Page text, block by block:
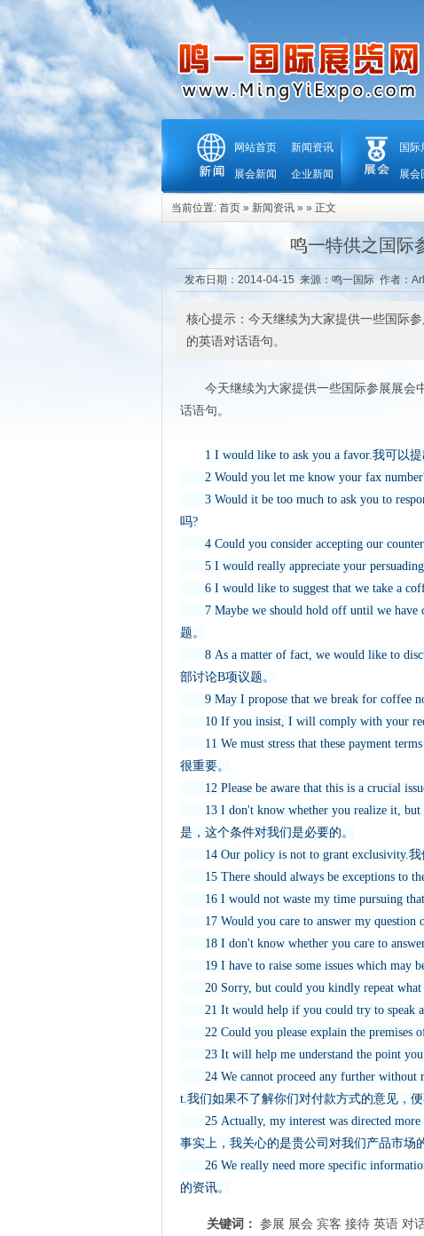
网站首页 新闻资讯
展会新闻 企业新闻
国际
展会
当前位置: 首页 » 新闻资讯 » » 正文
鸣一特供之国际
发布日期：2014-04-15 来源： 鸣一国际 作者：
核心提示：今天继续为大家提供一些国际
的英语对话语句。
今天继续为大家提供一些国际参展展会
话语句。
1 I would like to ask you a favor.我可以
2 Would you let me know your fax
3 Would it be too much to ask you to
吗?
4 Could you consider accepting our
5 I would really appreciate your persuading
6 I would like to suggest that we take a
7 Maybe we should hold off until we have
题。
8 As a matter of fact, we would like to
部讨论B项议题。
9 May I propose that we break for coffee
10 If you insist, I will comply with your
11 We must stress that these payment
很重要。
12 Please be aware that this is a crucial
13 I don't know whether you realize it, but
是，这个条件对我们是必要的。
14 Our policy is not to grant exclusivity.我
15 There should always be exceptions to
16 I would not waste my time pursuing
17 Would you care to answer my question
18 I don't know whether you care to
19 I have to raise some issues which may
20 Sorry, but could you kindly repeat what
21 It would help if you could try to speak a
22 Could you please explain the premises
23 It will help me understand the point you
24 We cannot proceed any further without
t.我们如果不了解你们对付款方式的意见，便
25 Actually, my interest was directed more
事实上，我关心的是贵公司对我们产品市场
26 We really need more specific
的资讯。
关键词： 参展 展会 宾客 接待 英语 对